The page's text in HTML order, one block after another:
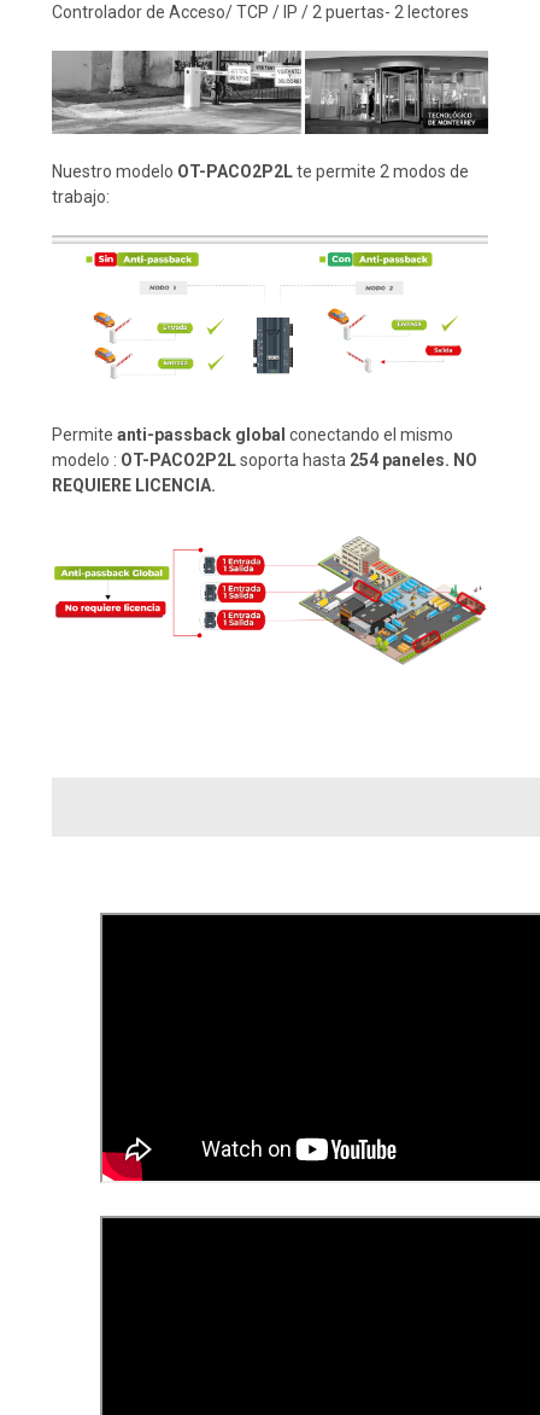
Controlador de Acceso/ TCP / IP / 2 puertas- 2 lectores
Nuestro modelo OT-PACO2P2Lte permite 2 modos de
trabajo:
Permite anti-passback global conectando el mismo
modelo : OT-PACO2P2Lsoporta hasta 254 paneles. NO
REQUIERE LICENCIA.